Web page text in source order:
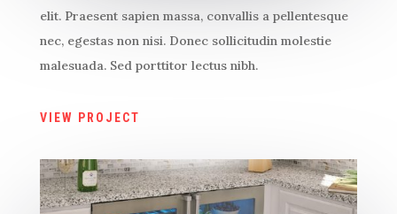
elit. Praesent sapien massa, convallis a pellentesque
nec, egestas non nisi. Donec sollicitudin molestie
malesuada. Sed porttitor lectus nibh.
VIEW PROJECT